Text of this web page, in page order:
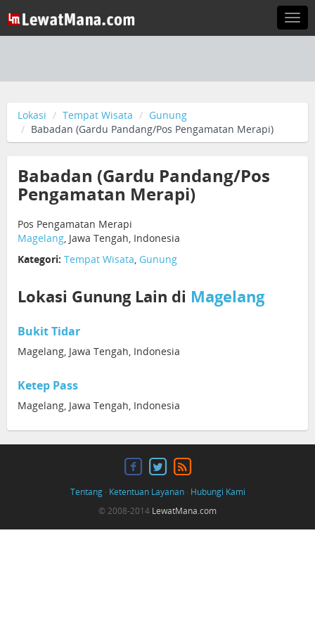
Lokasi Tempat Wisata
Gunung
Babadan (Gardu Pandang/Pos Pengamatan Merapi)
Babadan (Gardu Pandang/Pos
Pengamatan Merapi)
Pos Pengamatan Merapi
Magelang, Jawa Tengah, Indonesia
Kategori: Tempat Wisata, Gunung
Lokasi Gunung Lain di Magelang
Bukit Tidar
Magelang, Jawa Tengah, Indonesia
Ketep Pass
Magelang, Jawa Tengah, Indonesia
Tentang· Ketentuan Layanan· Hubungi Kami
© 2008-2014 LewatMana.com